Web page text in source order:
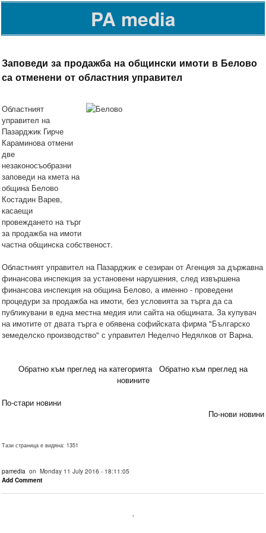
PA media
Заповеди за продажба на общински имоти в Белово
са отменени от областния управител
Областният
управител на
Пазарджик Гирче
Караминова отмени
две
незаконосъобразни
заповеди на кмета на
община Белово
Костадин Варев,
касаещи
провеждането на търг
за продажба на имоти
частна общинска собственост.
Областният управител на Пазарджик е сезиран от Агенция за държавна
финансова инспекция за установени нарушения, след извършена
финансова инспекция на община Белово, а именно - проведени
процедури за продажба на имоти, без условията за търга да са
публикувани в една местна медия или сайта на общината. За купувач
на имотите от двата търга е обявена софийската фирма "Българско
земеделско производство" с управител Неделчо Недялков от Варна.
Обратно към преглед на категорията
Обратно към преглед на
новините
По-стари новини
По-нови новини
Тази страница е видяна: 1351
pamedia on Monday 11 July 2016 - 18:11:05
Add Comment
.